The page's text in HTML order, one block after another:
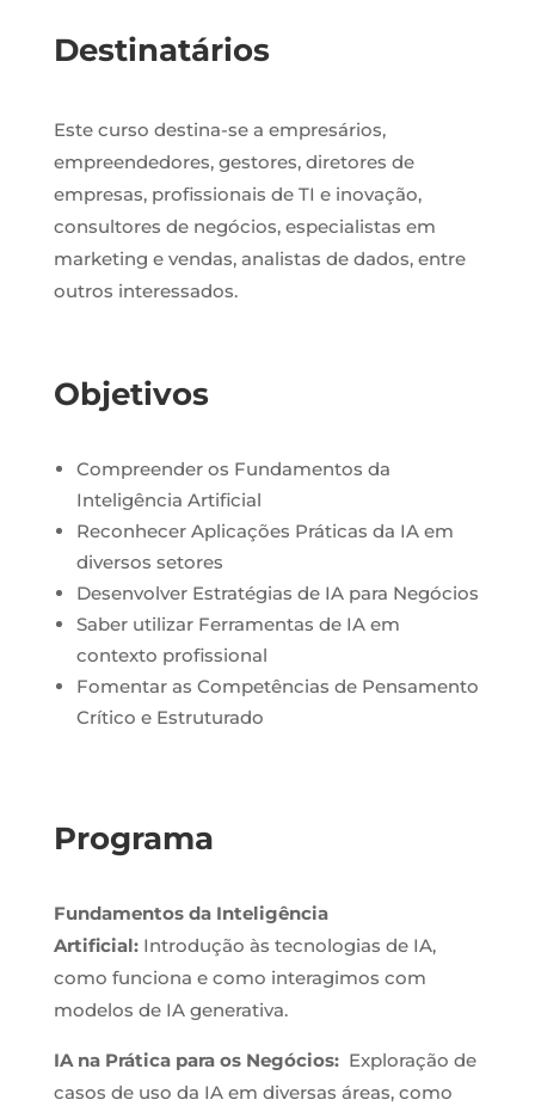
Destinatários
Este curso destina-se a empresários,
empreendedores, gestores, diretores de
empresas, profissionais de TI e inovação,
consultores de negócios, especialistas em
marketing e vendas, analistas de dados, entre
outros interessados.
Objetivos
Compreender os Fundamentos da
Inteligência Artificial
Reconhecer Aplicações Práticas da IA em
diversos setores
Desenvolver Estratégias de IA para Negócios
Saber utilizar Ferramentas de IA em
contexto profissional
Fomentar as Competências de Pensamento
Crítico e Estruturado
Programa
Fundamentos da Inteligência
Artificial: Introdução às tecnologias de IA,
como funciona e como interagimos com
modelos de IA generativa.
IA na Prática para os Negócios: Exploração de
casos de uso da IA em diversas áreas, como